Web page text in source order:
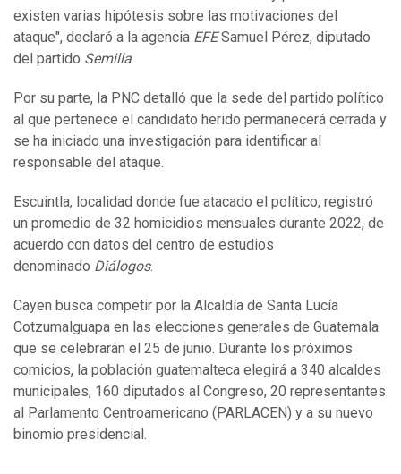
existen varias hipótesis sobre las motivaciones del
ataque", declaró a la agencia EFESamuel Pérez, diputado
del partido Semilla
Por su parte, la PNC detalló que la sede del partido político
al que pertenece el candidato herido permanecerá cerrada y
se ha iniciado una investigación para identificar al
responsable del ataque.
Escuintla, localidad donde fue atacado el político, registró
un promedio de 32 homicidios mensuales durante 2022, de
acuerdo con datos del centro de estudios
denominado Diálogos.
Cayen busca competir por la Alcaldía de Santa Lucía
Cotzumalguapa en las elecciones generales de Guatemala
que se celebrarán el 25 de junio. Durante los próximos
comicios, la población guatemalteca elegirá a 340 alcaldes
municipales, 160 diputados al Congreso, 20 representantes
al Parlamento Centroamericano (PARLACEN) y a su nuevo
binomio presidencial.